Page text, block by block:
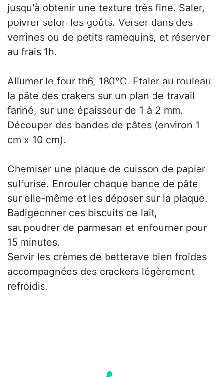
jusqu'à obtenir une texture très fine. Saler,
poivrer selon les goûts. Verser dans des
verrines ou de petits ramequins, et réserver
au frais 1h.
Allumer le four th6, 180°C. Etaler au rouleau
la pâte des crakers sur un plan de travail
fariné, sur une épaisseur de 1 à 2 mm.
Découper des bandes de pâtes (environ 1
cm x 10 cm).
Chemiser une plaque de cuisson de papier
sulfurisé. Enrouler chaque bande de pâte
sur elle-même et les déposer sur la plaque.
Badigeonner ces biscuits de lait,
saupoudrer de parmesan et enfourner pour
15 minutes.
Servir les crèmes de betterave bien froides
accompagnées des crackers légèrement
refroidis.